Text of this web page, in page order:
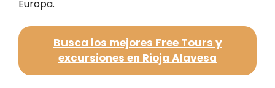
Europa.
Busca los mejores Free Tours y
excursiones en Rioja Alavesa